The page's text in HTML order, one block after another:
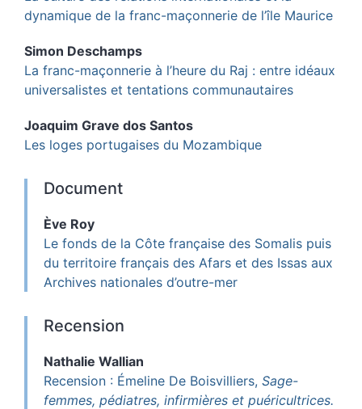
dynamique de la franc-maçonnerie de l’île Maurice
Simon Deschamps
La franc-maçonnerie à l’heure du Raj : entre idéaux
universalistes et tentations communautaires
Joaquim Grave dos Santos
Les loges portugaises du Mozambique
Document
Ève Roy
Le fonds de la Côte française des Somalis puis
du territoire français des Afars et des Issas aux
Archives nationales d’outre-mer
Recension
Nathalie Wallian
Recension : Émeline De Boisvilliers, Sage-
femmes, pédiatres, infirmières et puéricultrices.